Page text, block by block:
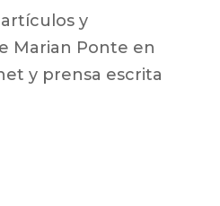
y
Marian Ponte en
y prensa escrita